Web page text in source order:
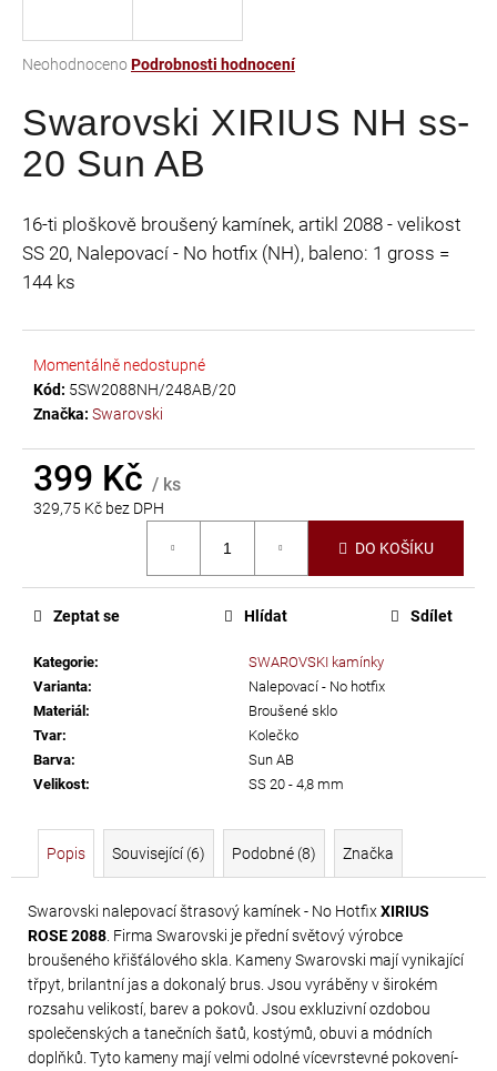
Průměrné
produktu
je
0,0
hvězdiček.
NeohodnocenoPodrobnosti hodnocení
Swarovski XIRIUS NH ss-
20 Sun AB
16-ti ploškově broušený kamínek, artikl 2088 - velikost
SS 20, Nalepovací - No hotfix (NH), baleno: 1 gross =
144 ks
Momentálně nedostupné
Kód: 5SW2088NH/248AB/20
Značka: Swarovski
399 Kč / ks
329,75 Kč bez DPH
DO KOŠÍKU
Kategorie:
SWAROVSKI kamínky
Varianta:
Nalepovací - No hotfix
Materiál:
Broušené sklo
Tvar:
Kolečko
Barva:
Sun AB
Velikost: SS 20 - 4,8 mm
Zeptat se Hlídat Sdílet
Popis Související (6) Podobné (8) Značka
Swarovski nalepovací štrasový kamínek - No HotfixXIRIUS
ROSE 2088 . Firma Swarovski je přední světový výrobce
broušeného křišťálového skla. Kameny Swarovski mají vynikající
třpyt, brilantní jas a dokonalý brus. Jsou vyráběny v širokém
rozsahu velikostí, barev a pokovů. Jsou exkluzivní ozdobou
společenských a tanečních šatů, kostýmů, obuvi a módních
doplňků. Tyto kameny mají velmi odolné vícevrstevné pokovení-
j
t
?
HLEDAT
D
o
p
r
u
e
LEPIDLO
KAMÍNKY
GÜTERMANN
HT2
G
169
Kč